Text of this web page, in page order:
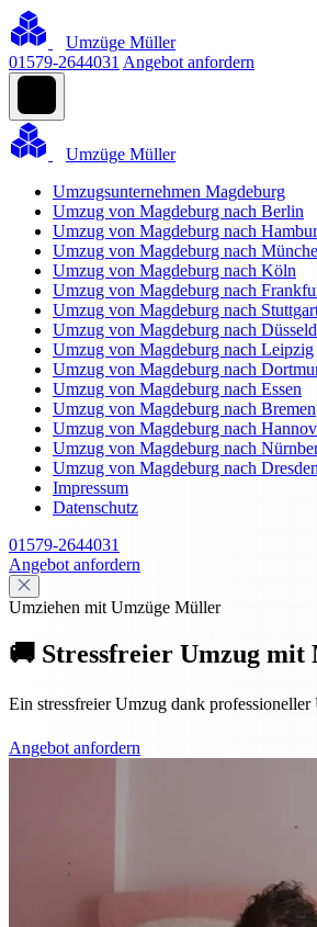
Umzüge Müller
01579-2644031 Angebot anfordern
Umzüge Müller
Umzugsunternehmen Magdeburg
Umzug von Magdeburg nach Berlin
Umzug von Magdeburg nach
Umzug von Magdeburg nach
Umzug von Magdeburg nach Köln
Umzug von Magdeburg nach
Umzug von Magdeburg nach
Umzug von Magdeburg nach
Umzug von Magdeburg nach Leipzig
Umzug von Magdeburg nach
Umzug von Magdeburg nach Essen
Umzug von Magdeburg nach Bremen
Umzug von Magdeburg nach
Umzug von Magdeburg nach
Umzug von Magdeburg nach Dresden
Impressum
Datenschutz
01579-2644031
Angebot anfordern
Umziehen mit Umzüge Müller
🚚 Stressfreier Umzug mit
Ein stressfreier Umzug dank
Angebot anfordern